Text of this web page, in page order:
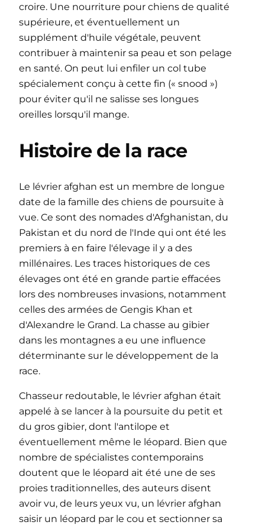
croire. Une nourriture pour chiens de qualité
supérieure, et éventuellement un
supplément d'huile végétale, peuvent
contribuer à maintenir sa peau et son pelage
en santé. On peut lui enfiler un col tube
spécialement conçu à cette fin (« snood »)
pour éviter qu'il ne salisse ses longues
oreilles lorsqu'il mange.
Histoire de la race
Le lévrier afghan est un membre de longue
date de la famille des chiens de poursuite à
vue. Ce sont des nomades d'Afghanistan, du
Pakistan et du nord de l'Inde qui ont été les
premiers à en faire l'élevage il y a des
millénaires. Les traces historiques de ces
élevages ont été en grande partie effacées
lors des nombreuses invasions, notamment
celles des armées de Gengis Khan et
d'Alexandre le Grand. La chasse au gibier
dans les montagnes a eu une influence
déterminante sur le développement de la
race.
Chasseur redoutable, le lévrier afghan était
appelé à se lancer à la poursuite du petit et
du gros gibier, dont l'antilope et
éventuellement même le léopard. Bien que
nombre de spécialistes contemporains
doutent que le léopard ait été une de ses
proies traditionnelles, des auteurs disent
avoir vu, de leurs yeux vu, un lévrier afghan
saisir un léopard par le cou et sectionner sa